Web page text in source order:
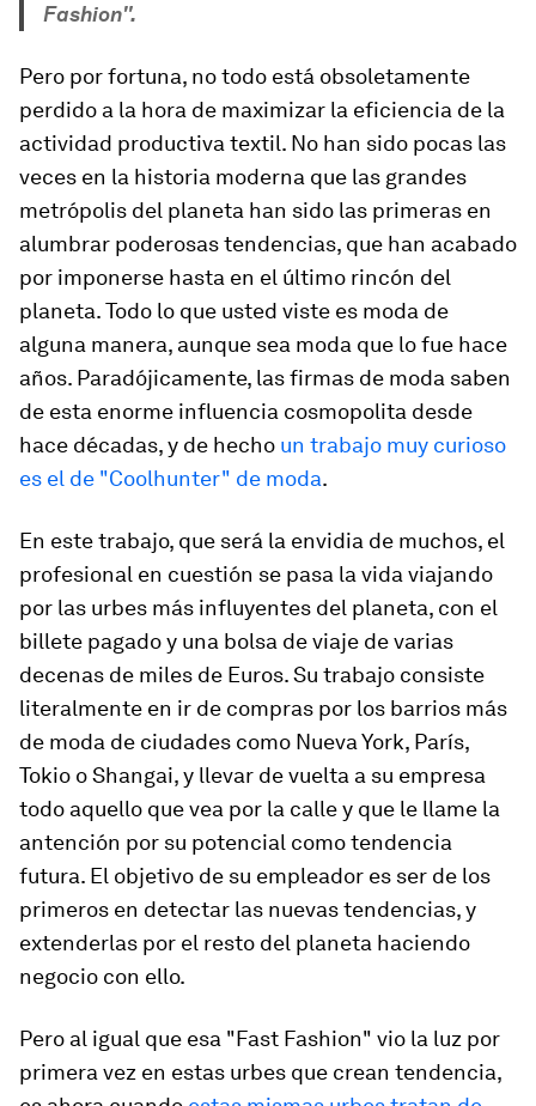
Fashion".
Pero por fortuna, no todo está obsoletamente
perdido a la hora de maximizar la eficiencia de la
actividad productiva textil. No han sido pocas las
veces en la historia moderna que las grandes
metrópolis del planeta han sido las primeras en
alumbrar poderosas tendencias, que han acabado
por imponerse hasta en el último rincón del
planeta. Todo lo que usted viste es moda de
alguna manera, aunque sea moda que lo fue hace
años. Paradójicamente, las firmas de moda saben
de esta enorme influencia cosmopolita desde
hace décadas, y de hecho un trabajo muy curioso
es el de "Coolhunter" de moda.
En este trabajo, que será la envidia de muchos, el
profesional en cuestión se pasa la vida viajando
por las urbes más influyentes del planeta, con el
billete pagado y una bolsa de viaje de varias
decenas de miles de Euros. Su trabajo consiste
literalmente en ir de compras por los barrios más
de moda de ciudades como Nueva York, París,
Tokio o Shangai, y llevar de vuelta a su empresa
todo aquello que vea por la calle y que le llame la
antención por su potencial como tendencia
futura. El objetivo de su empleador es ser de los
primeros en detectar las nuevas tendencias, y
extenderlas por el resto del planeta haciendo
negocio con ello.
Pero al igual que esa "Fast Fashion" vio la luz por
primera vez en estas urbes que crean tendencia,